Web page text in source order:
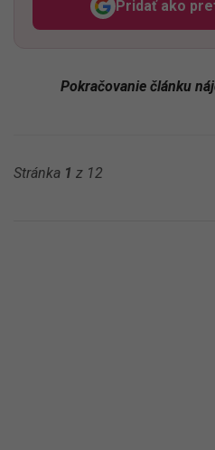
Pridať ako
Pokračovanie článku
Stránka 1 z 12